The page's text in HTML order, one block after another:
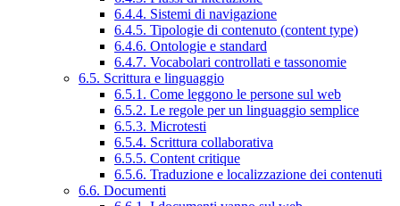
6.4.4. Sistemi di navigazione
6.4.5. Tipologie di contenuto (content type)
6.4.6. Ontologie e standard
6.4.7. Vocabolari controllati e tassonomie
6.5. Scrittura e linguaggio
6.5.1. Come leggono le persone sul web
6.5.2. Le regole per un linguaggio semplice
6.5.3. Microtesti
6.5.4. Scrittura collaborativa
6.5.5. Content critique
6.5.6. Traduzione e localizzazione dei contenuti
6.6. Documenti